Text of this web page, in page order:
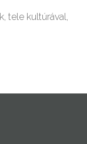
tele kultúrával,